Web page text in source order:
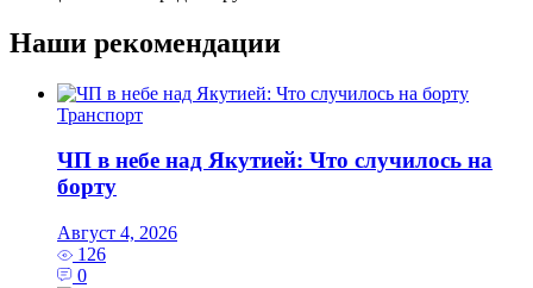
Наши рекомендации
Транспорт
ЧП в небе над Якутией: Что случилось на
борту
Август 4, 2026
126
0